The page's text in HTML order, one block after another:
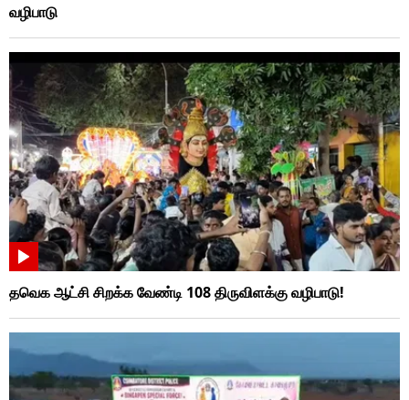
வழிபாடு
தவெக ஆட்சி சிறக்க வேண்டி 108 திருவிளக்கு வழிபாடு!